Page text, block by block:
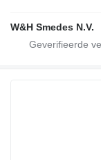
W&H Smedes N.V.